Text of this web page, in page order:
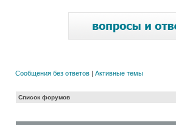
Сообщения без ответов | Активные темы
Список форумов